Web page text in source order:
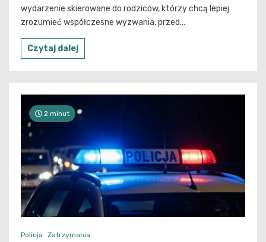
wydarzenie skierowane do rodziców, którzy chcą lepiej
zrozumieć współczesne wyzwania, przed...
Czytaj dalej
2 minut
Policja Zatrzymania